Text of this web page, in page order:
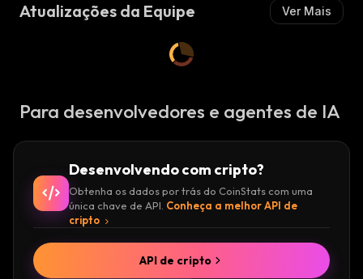
Atualizações da Equipe Ver Mais
Para desenvolvedores e agentes de IA
Desenvolvendo com cripto?
Obtenha os dados por trás do CoinStats com uma
única chave de API. Conheça a melhor API de
cripto
API de cripto